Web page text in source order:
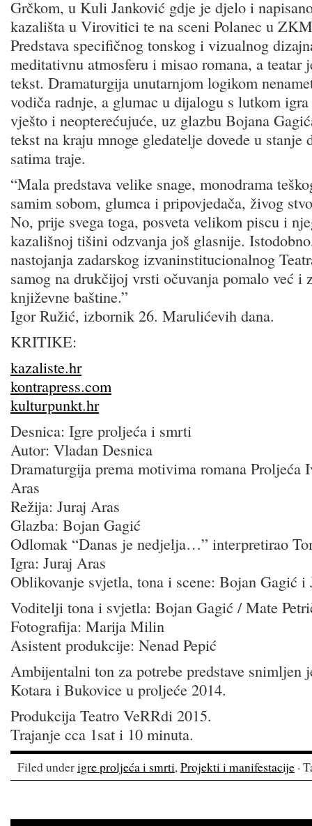
Grčkom, u Kuli Janković gdje je djelo i
kazališta u Virovitici te na sceni Polanec u
Predstava specifičnog tonskog i vizualnog
meditativnu atmosferu i misao romana, a teatar
tekst. Dramaturgija unutarnjom logikom
vodiča radnje, a glumac u dijalogu s lutkom
vješto i neopterećujuće, uz glazbu Bojana
tekst na kraju mnoge gledatelje dovede u stanje
satima traje.
“Mala predstava velike snage, monodrama
samim sobom, glumca i pripovjedača, živog
No, prije svega toga, posveta velikom piscu i
kazališnoj tišini odzvanja još glasnije.
nastojanja zadarskog izvaninstitucionalnog
samog na drukčijoj vrsti očuvanja pomalo već i
književne baštine.”
Igor Ružić, izbornik 26. Marulićevih dana.
KRITIKE:
kazaliste.hr
kontrapress.com
kulturpunkt.hr
Desnica: Igre proljeća i smrti
Autor: Vladan Desnica
Dramaturgija prema motivima romana Proljeća
Aras
Režija: Juraj Aras
Glazba: Bojan Gagić
Odlomak “Danas je nedjelja…” interpretirao
Igra: Juraj Aras
Oblikovanje svjetla, tona i scene: Bojan Gagić i
Voditelji tona i svjetla: Bojan Gagić / Mate
Fotografija: Marija Milin
Asistent produkcije: Nenad Pepić
Ambijentalni ton za potrebe predstave snimljen
Kotara i Bukovice u proljeće 2014.
Produkcija Teatro VeRRdi 2015.
Trajanje cca 1sat i 10 minuta.
Filed underigre proljeća i smrti,Projekti i manifestacije ·